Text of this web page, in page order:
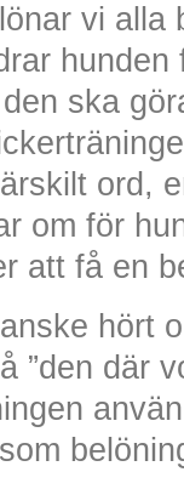
vi alla
ska
ord,
om för
att få en
hört
”den där